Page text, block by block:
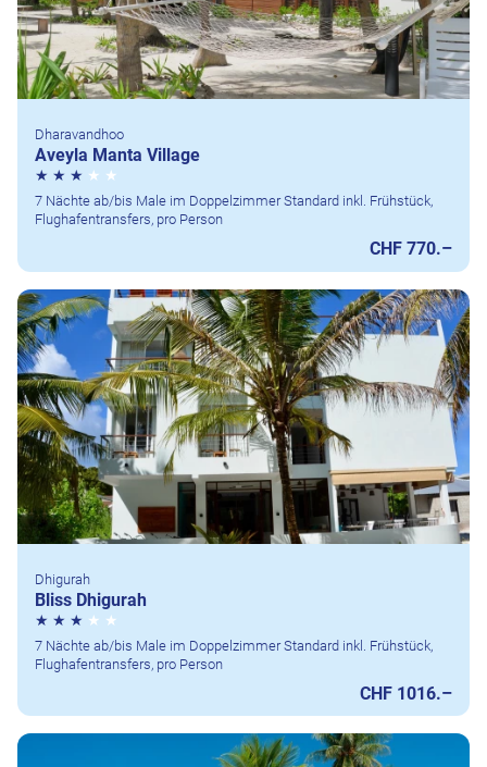
Dharavandhoo
Aveyla Manta Village
7 Nächte ab/bis Male im Doppelzimmer Standard inkl. Frühstück,
Flughafentransfers, pro Person
CHF 770.–
Dhigurah
Bliss Dhigurah
7 Nächte ab/bis Male im Doppelzimmer Standard inkl. Frühstück,
Flughafentransfers, pro Person
CHF 1016.–